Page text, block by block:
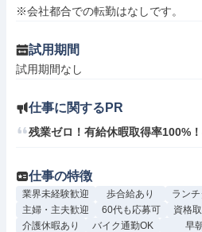
※会社都合での転勤はなしです。
試用期間
試用期間なし
仕事に関するPR
残業ゼロ！有給休暇取得率100%
仕事の特徴
業界未経験歓迎 歩合給あり ラン
主婦・主夫歓迎
60代も応募可 資格
介護休暇あり
バイク通勤OK 早朝